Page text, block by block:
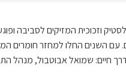
וזכוכית המזיקים לסביבה
עם השנים החלו למחזר חומרים
חיים: שמואל אבוטבול, מנהל